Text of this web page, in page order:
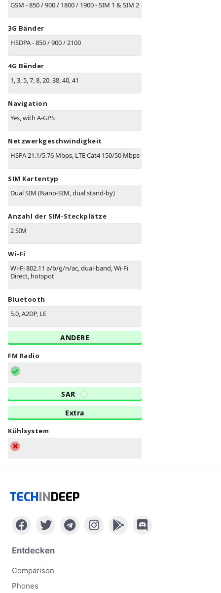
GSM - 850 / 900 / 1800 / 1900 - SIM 1 & SIM 2
3G Bänder
HSDPA - 850 / 900 / 2100
4G Bänder
1, 3, 5, 7, 8, 20, 38, 40, 41
Navigation
Yes, with A-GPS
Netzwerkgeschwindigkeit
HSPA 21.1/5.76 Mbps, LTE Cat4 150/50 Mbps
SIM Kartentyp
Dual SIM (Nano-SIM, dual stand-by)
Anzahl der SIM-Steckplätze
2 SIM
Wi-Fi
Wi-Fi 802.11 a/b/g/n/ac, dual-band, Wi-Fi
Direct, hotspot
Bluetooth
5.0, A2DP, LE
ANDERE
FM Radio
SAR
Extra
Kühlsystem
TECHINDEEP
Entdecken
Comparison
Phones